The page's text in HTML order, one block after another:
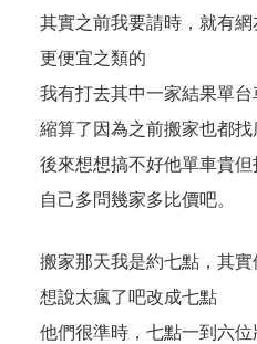
其實之前我要請時，就有
更便宜之類的
我有打去其中一家結果單
縮算了因為之前搬家也都
後來想想搞不好他單車貴
自己多問幾家多比價吧。
搬家那天我是約七點，其
想說太瘋了吧改成七點
他們很準時，七點一到六